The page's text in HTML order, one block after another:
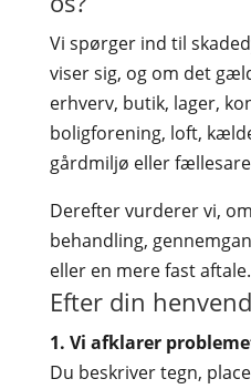
Vi spørger ind til
viser sig, og om det
erhverv, butik, lager,
boligforening, loft,
gårdmiljø eller
Derefter vurderer vi,
behandling,
eller en mere fast aftale.
Efter din
1. Vi afklarer
Du beskriver tegn,